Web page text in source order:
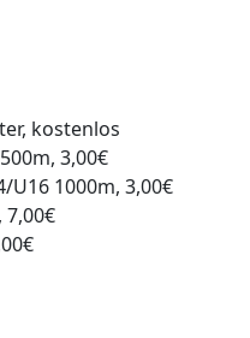
kostenlos
3,00€
U16 1000m, 3,00€
7,00€